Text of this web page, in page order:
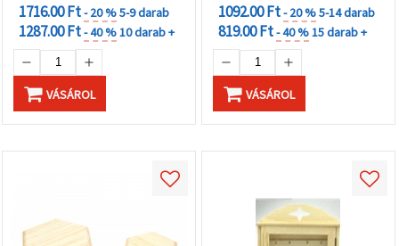
1716.00 Ft- 20 %5-9 darab
1287.00 Ft- 40 %10 darab +
VÁSÁROL
1092.00 Ft- 20 %5-14 darab
819.00 Ft- 40 %15 darab +
VÁSÁROL